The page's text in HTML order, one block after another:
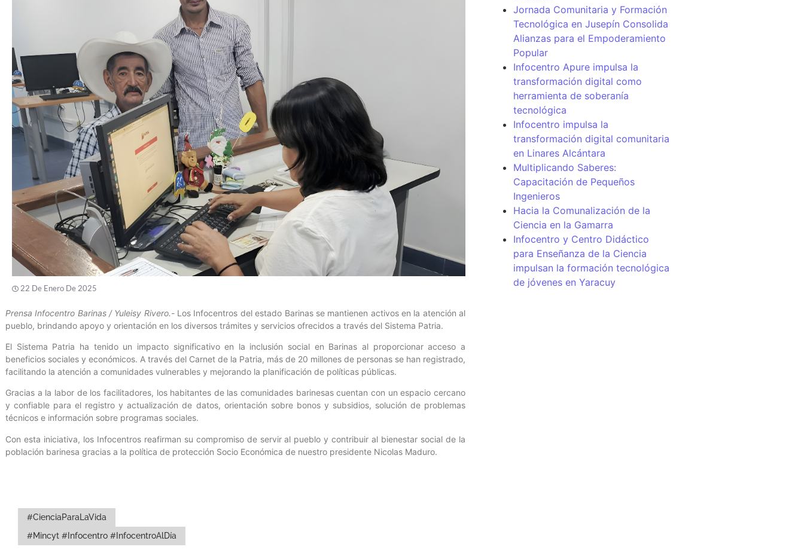
22 De Enero De 2025
Prensa Infocentro Barinas / Yuleisy Rivero.-Los Infocentros del estado Barinas se mantienen activos en la atención al
pueblo, brindando apoyo y orientación en los diversos trámites y servicios ofrecidos a través del Sistema Patria.
El Sistema Patria ha tenido un impacto significativo en la inclusión social en Barinas al proporcionar acceso a
beneficios sociales y económicos. A través del Carnet de la Patria, más de 20 millones de personas se han registrado,
facilitando la atención a comunidades vulnerables y mejorando la planificación de políticas públicas.
Gracias a la labor de los facilitadores, los habitantes de las comunidades barinesas cuentan con un espacio cercano
y confiable para el registro y actualización de datos, orientación sobre bonos y subsidios, solución de problemas
técnicos e información sobre programas sociales.
Con esta iniciativa, los Infocentros reafirman su compromiso de servir al pueblo y contribuir al bienestar social de la
población barinesa gracias a la política de protección Socio Económica de nuestro presidente Nicolas Maduro.
#CienciaParaLaVida
#Mincyt #Infocentro #InfocentroAlDía
Jornada Comunitaria y Formación
Tecnológica en Jusepín Consolida
Alianzas para el Empoderamiento
Popular
Infocentro Apure impulsa la
transformación digital como
herramienta de soberanía
tecnológica
Infocentro impulsa la
transformación digital comunitaria
en Linares Alcántara
Multiplicando Saberes:
Capacitación de Pequeños
Ingenieros
Hacia la Comunalización de la
Ciencia en la Gamarra
Infocentro y Centro Didáctico
para Enseñanza de la Ciencia
impulsan la formación tecnológica
de jóvenes en Yaracuy